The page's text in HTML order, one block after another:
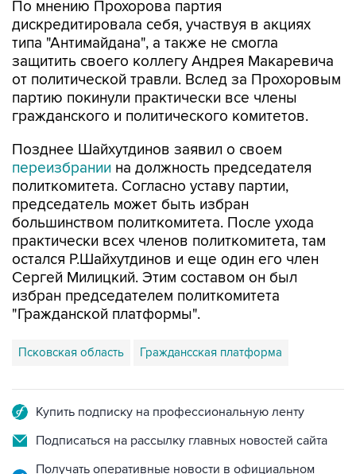
типа "Антимайдана", а также не смогла
защитить своего коллегу Андрея Макаревича
от политической травли. Вслед за Прохоровым
партию покинули практически все члены
гражданского и политического комитетов.
Позднее Шайхутдинов заявил о своем
политкомитета. Согласно уставу партии,
председатель может быть избран
большинством политкомитета. После ухода
практически всех членов политкомитета, там
остался Р.Шайхутдинов и еще один его член
Сергей Милицкий. Этим составом он был
избран председателем политкомитета
"Гражданской платформы".
Псковская область Граждансская платформа
Подписаться на рассылку главных новостей сайта
Получать оперативные новости в официальном